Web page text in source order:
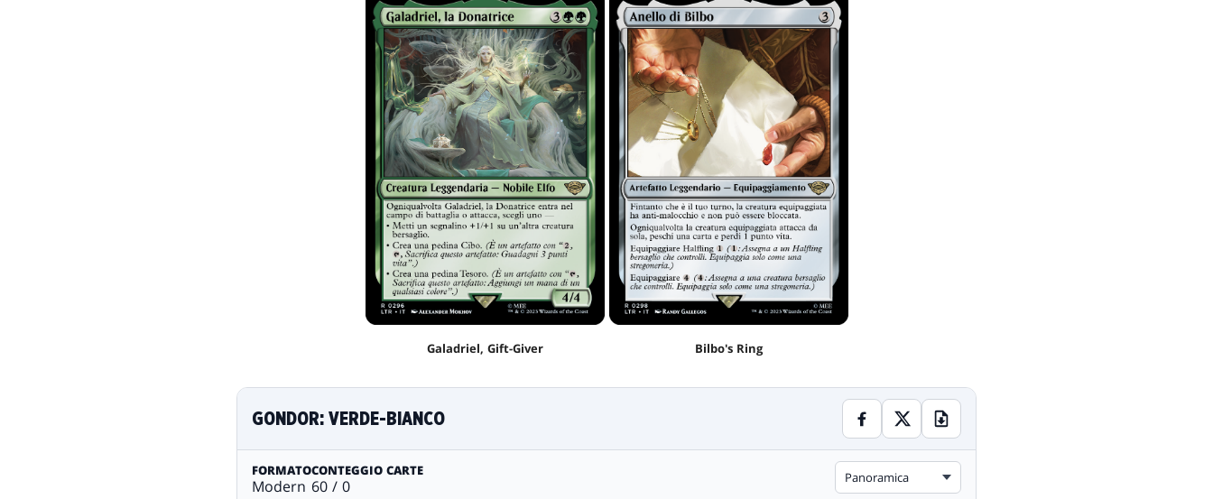
Galadriel, Gift-Giver Bilbo's Ring
GONDOR: VERDE-BIANCO
FORMATO
Modern
CONTEGGIO CARTE
60 / 0 Panoramica